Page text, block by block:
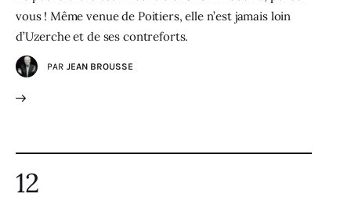
vous ! Même venue de Poitiers, elle n’est jamais loin
d’Uzerche et de ses contreforts.
PAR JEAN BROUSSE
12